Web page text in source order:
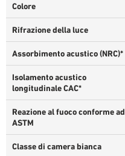
Colore
Rifrazione della luce
Assorbimento acustico (NRC)*
Isolamento acustico
longitudinale CAC*
Reazione al fuoco conforme ad
ASTM
Classe di camera bianca